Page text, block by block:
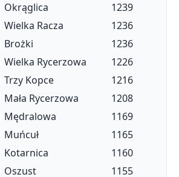
Okrąglica
1239
Wielka Racza
1236
Brożki
1236
Wielka Rycerzowa
1226
Trzy Kopce
1216
Mała Rycerzowa
1208
Mędralowa
1169
Muńcuł
1165
Kotarnica
1160
Oszust
1155